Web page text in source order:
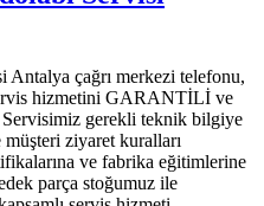
Antalya çağrı merkezi telefonu,
hizmetini GARANTİLİ ve
Servisimiz gerekli teknik bilgiye
ziyaret kuralları
ve fabrika eğitimlerine
parça stoğumuz ile